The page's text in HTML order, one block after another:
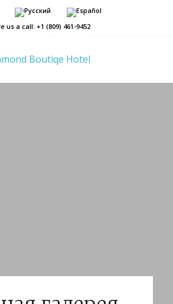
us a call: +1 (809) 461-9452